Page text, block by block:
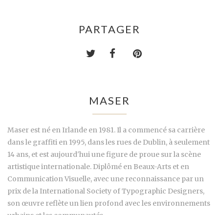
PARTAGER
MASER
Maser est né en Irlande en 1981. Il a commencé sa carrière
dans le graffiti en 1995, dans les rues de Dublin, à seulement
14 ans, et est aujourd'hui une figure de proue sur la scène
artistique internationale. Diplômé en Beaux-Arts et en
Communication Visuelle, avec une reconnaissance par un
prix de la International Society of Typographic Designers,
son œuvre reflète un lien profond avec les environnements